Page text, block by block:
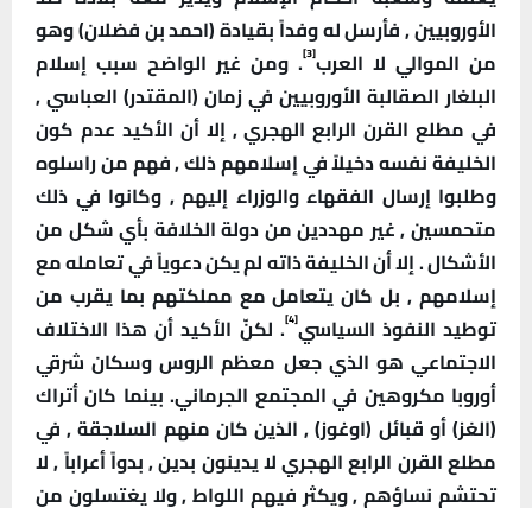
الأوروبيين , فأرسل له وفداً بقيادة (احمد بن فضلان) وهو
من الموالي لا العرب[3] . ومن غير الواضح سبب إسلام
البلغار الصقالبة الأوروبيين في زمان (المقتدر) العباسي ,
في مطلع القرن الرابع الهجري , إلا أن الأكيد عدم كون
الخليفة نفسه دخيلاً في إسلامهم ذلك , فهم من راسلوه
وطلبوا إرسال الفقهاء والوزراء إليهم , وكانوا في ذلك
متحمسين , غير مهددين من دولة الخلافة بأي شكل من
الأشكال . إلا أن الخليفة ذاته لم يكن دعوياً في تعامله مع
إسلامهم , بل كان يتعامل مع مملكتهم بما يقرب من
توطيد النفوذ السياسي[4] . لكنّ الأكيد أن هذا الاختلاف
الاجتماعي هو الذي جعل معظم الروس وسكان شرقي
أوروبا مكروهين في المجتمع الجرماني. بينما كان أتراك
(الغز) أو قبائل (اوغوز) , الذين كان منهم السلاجقة , في
مطلع القرن الرابع الهجري لا يدينون بدين , بدواً أعراباً , لا
تحتشم نساؤهم , ويكثر فيهم اللواط , ولا يغتسلون من